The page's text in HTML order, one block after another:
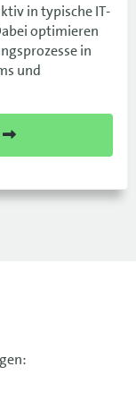
in typische IT-
optimieren
in
und